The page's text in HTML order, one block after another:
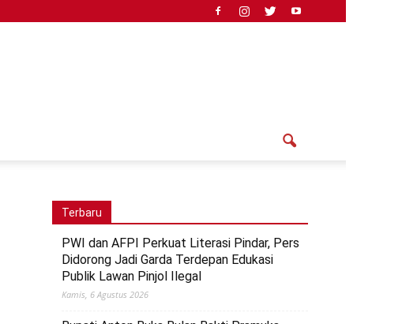
Terbaru
PWI dan AFPI Perkuat Literasi Pindar, Pers
Didorong Jadi Garda Terdepan Edukasi
Publik Lawan Pinjol Ilegal
Kamis, 6 Agustus 2026